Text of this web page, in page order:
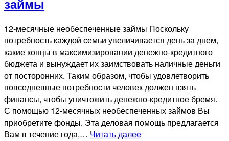
займы
12-месячные необеспеченные займы Поскольку
потребность каждой семьи увеличивается день за днем,
какие концы в максимизировании денежно-кредитного
бюджета и вынуждает их заимствовать наличные деньги
от посторонних. Таким образом, чтобы удовлетворить
повседневные потребности человек должен взять
финансы, чтобы уничтожить денежно-кредитное бремя.
С помощью 12-месячных необеспеченных займов Вы
приобретите фонды. Эта деловая помощь предлагается
Вам в течение года,… Читать далее12-